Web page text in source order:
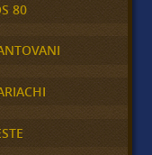
80